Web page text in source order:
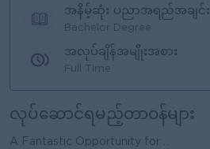
အနိမ့်ဆုံး ပညာအရည်အချင်း
Bachelor Degree
အလုပ်ချိန်အမျိုးအစား
Full Time
လုပ်ဆောင်ရမည့်တာဝန်များ
A Fantastic Opportunity for ...